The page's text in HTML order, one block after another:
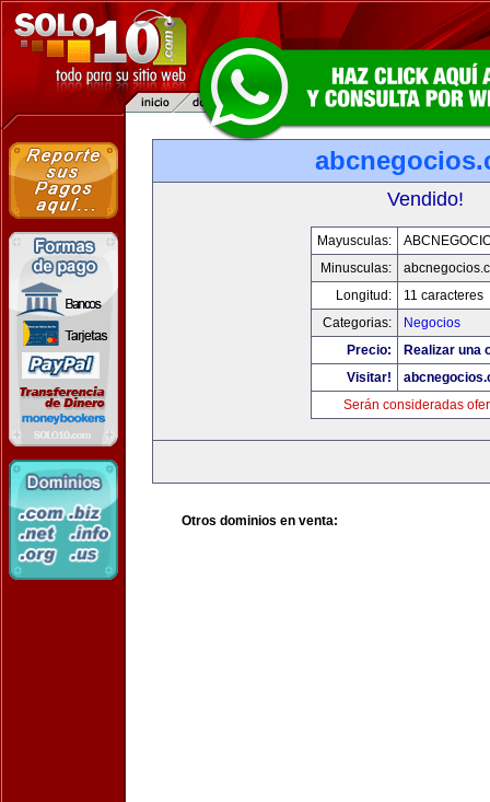
Vendido!
Mayusculas:
Minusculas:
Longitud:
11 caracteres
Categorias:
Negocios
Precio:
Realizar una
Visitar!
Serán consideradas
Otros dominios en venta: